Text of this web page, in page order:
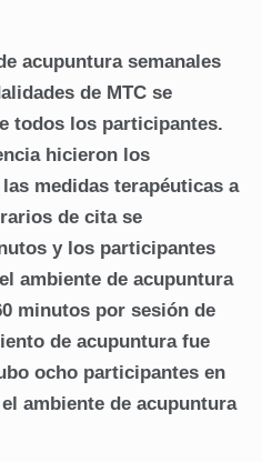
acupuntura semanales
de MTC se
todos los participantes.
hicieron los
medidas terapéuticas a
de cita se
y los participantes
ambiente de acupuntura
minutos por sesión de
de acupuntura fue
ocho participantes en
ambiente de acupuntura